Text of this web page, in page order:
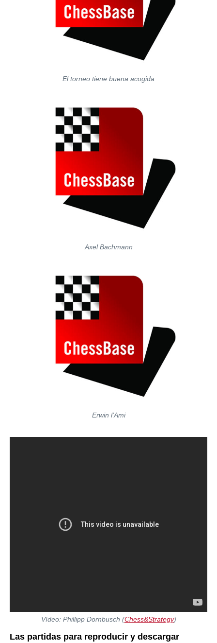
El torneo tiene buena acogida
Axel Bachmann
Erwin l'Ami
Vídeo: Phillipp Dornbusch (Chess&Strategy)
Las partidas para reproducir y descargar